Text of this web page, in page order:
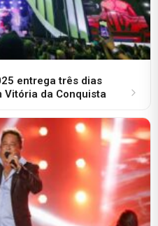
entrega três dias
Vitória da Conquista